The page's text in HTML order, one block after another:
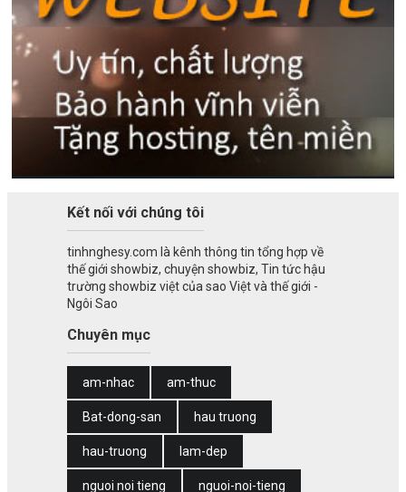
Kết nối với chúng tôi
tinhnghesy.com là kênh thông tin tổng hợp về
thế giới showbiz, chuyện showbiz, Tin tức hậu
trường showbiz việt của sao Việt và thế giới -
Ngôi Sao
Chuyên mục
am-nhac am-thuc
Bat-dong-san hau truong
hau-truong lam-dep
nguoi noi tieng nguoi-noi-tieng